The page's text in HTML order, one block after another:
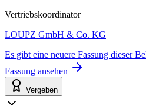
Vertriebskoordinator
LOUPZ GmbH & Co. KG
Es gibt eine neuere Fassung dieser
Fassung ansehen
Vergeben